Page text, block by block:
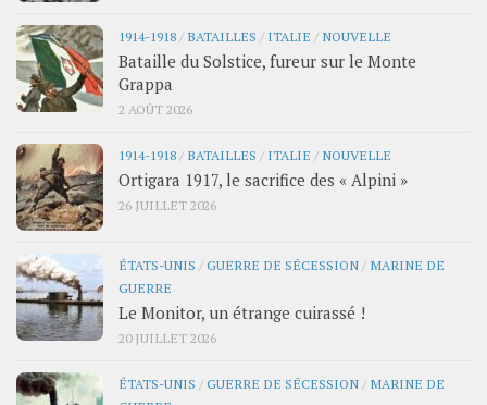
1914-1918 / BATAILLES / ITALIE / NOUVELLE
Bataille du Solstice, fureur sur le Monte
Grappa
2 AOÛT 2026
1914-1918 / BATAILLES / ITALIE / NOUVELLE
Ortigara 1917, le sacrifice des « Alpini »
26 JUILLET 2026
ÉTATS-UNIS /GUERRE DE SÉCESSION / MARINE DE
GUERRE
Le Monitor, un étrange cuirassé !
20 JUILLET 2026
ÉTATS-UNIS /GUERRE DE SÉCESSION / MARINE DE